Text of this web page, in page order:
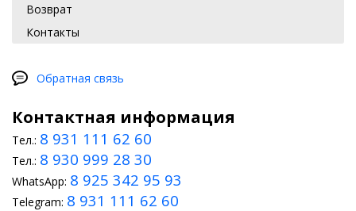
Возврат
Контакты
Обратная связь
Контактная информация
Тел.: 8 931 111 62 60
Тел.: 8 930 999 28 30
WhatsApp: 8 925 342 95 93
Telegram: 8 931 111 62 60